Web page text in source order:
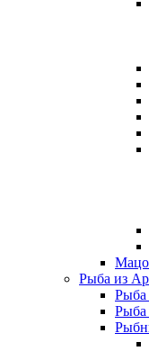
Рыба из
Рыба
Рыба